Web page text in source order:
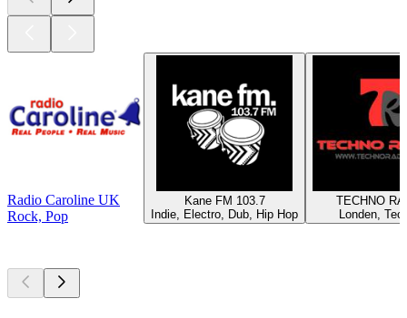
Radio Caroline UK
Rock, Pop
Kane FM 103.7
Indie, Electro, Dub, Hip Hop
TECHNO
Londen,